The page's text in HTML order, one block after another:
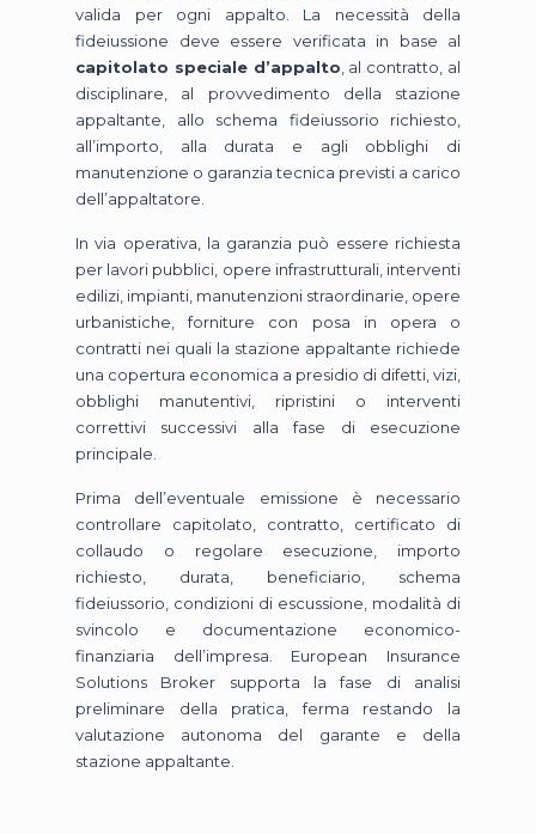
valida per ogni appalto. La necessità della
fideiussione deve essere verificata in base al
capitolato speciale d’appalto , al contratto, al
disciplinare, al provvedimento della stazione
appaltante, allo schema fideiussorio richiesto,
all’importo, alla durata e agli obblighi di
manutenzione o garanzia tecnica previsti a carico
dell’appaltatore.
In via operativa, la garanzia può essere richiesta
per lavori pubblici, opere infrastrutturali, interventi
edilizi, impianti, manutenzioni straordinarie, opere
urbanistiche, forniture con posa in opera o
contratti nei quali la stazione appaltante richiede
una copertura economica a presidio di difetti, vizi,
obblighi manutentivi, ripristini o interventi
correttivi successivi alla fase di esecuzione
principale.
Prima dell’eventuale emissione è necessario
controllare capitolato, contratto, certificato di
collaudo o regolare esecuzione, importo
richiesto, durata, beneficiario, schema
fideiussorio, condizioni di escussione, modalità di
svincolo e documentazione economico-
finanziaria dell’impresa. European Insurance
Solutions Broker supporta la fase di analisi
preliminare della pratica, ferma restando la
valutazione autonoma del garante e della
stazione appaltante.